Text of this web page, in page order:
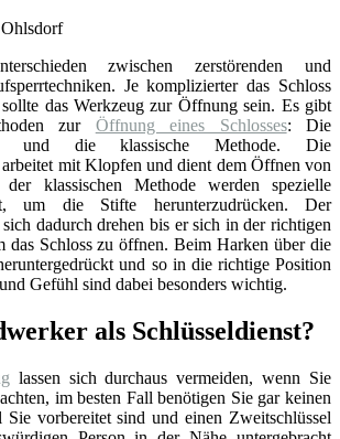
zwischen zerstörenden und
Je komplizierter das Schloss
das Werkzeug zur Öffnung sein. Es gibt
zur Öffnung eines Schlosses: Die
und die klassische Methode. Die
arbeitet mit Klopfen und dient dem Öffnen von
der klassischen Methode werden spezielle
um die Stifte herunterzudrücken. Der
dadurch drehen bis er sich in der richtigen
das Schloss zu öffnen. Beim Harken über die
und so in die richtige Position
und Gefühl sind dabei besonders wichtig.
als Schlüsseldienst?
lassen sich durchaus vermeiden, wenn Sie
im besten Fall benötigen Sie gar keinen
Sie vorbereitet sind und einen Zweitschlüssel